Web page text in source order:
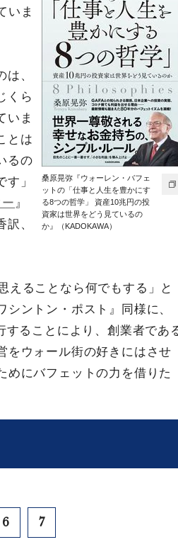
桑原晃弥『ウォーレン・バフェ
ットの「仕事と人生を豊かにす
る8つの哲学」 資産10兆円の投
資家は世界をどう見ているの
か』（KADOKAWA）
いま
、
くら
いま
とは
るの
」
』
、
えることなら何でもする」と
ントン・ポスト』同様に、
ることにより、創業者であ
をウォール街の好きにはさせ
めにバフェットの力を借りた
6 7